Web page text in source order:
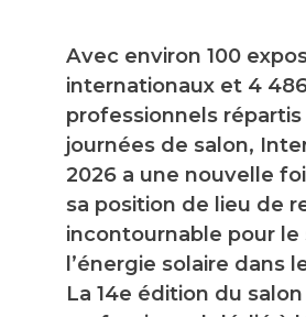
Avec environ 100
internationaux et 4
professionnels
journées de salon,
2026 a une nouvelle
sa position de lieu de
incontournable pour
l’énergie solaire dans
La 14e édition du salon